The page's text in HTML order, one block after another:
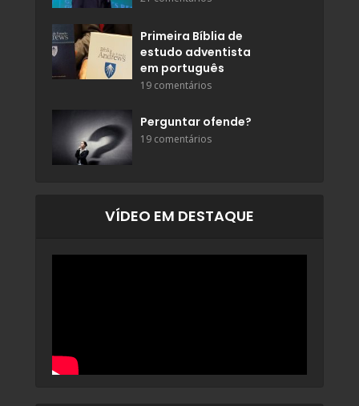
Primeira Bíblia de
estudo adventista
em português
19 comentários
Perguntar ofende?
19 comentários
VÍDEO EM DESTAQUE